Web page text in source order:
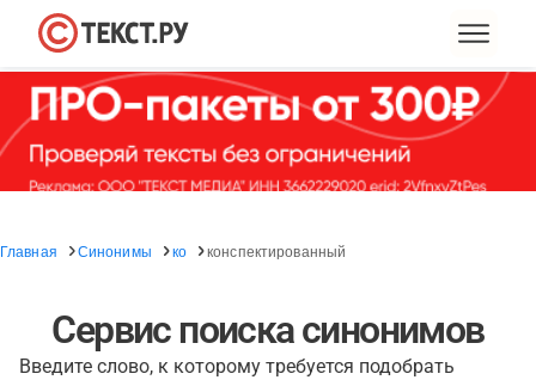
Главная Синонимы ко конспектированный
Сервис поиска синонимов
Введите слово, к которому требуется подобрать